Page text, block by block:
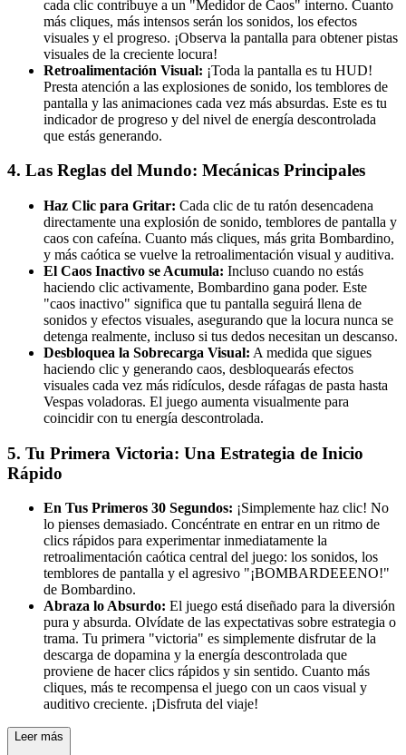
cada clic contribuye a un "Medidor de Caos" interno. Cuanto
más cliques, más intensos serán los sonidos, los efectos
visuales y el progreso. ¡Observa la pantalla para obtener pistas
visuales de la creciente locura!
Retroalimentación Visual: ¡Toda la pantalla es tu HUD!
Presta atención a las explosiones de sonido, los temblores de
pantalla y las animaciones cada vez más absurdas. Este es tu
indicador de progreso y del nivel de energía descontrolada
que estás generando.
4. Las Reglas del Mundo: Mecánicas Principales
Haz Clic para Gritar: Cada clic de tu ratón desencadena
directamente una explosión de sonido, temblores de pantalla y
caos con cafeína. Cuanto más cliques, más grita Bombardino,
y más caótica se vuelve la retroalimentación visual y auditiva.
El Caos Inactivo se Acumula: Incluso cuando no estás
haciendo clic activamente, Bombardino gana poder. Este
"caos inactivo" significa que tu pantalla seguirá llena de
sonidos y efectos visuales, asegurando que la locura nunca se
detenga realmente, incluso si tus dedos necesitan un descanso.
Desbloquea la Sobrecarga Visual: A medida que sigues
haciendo clic y generando caos, desbloquearás efectos
visuales cada vez más ridículos, desde ráfagas de pasta hasta
Vespas voladoras. El juego aumenta visualmente para
coincidir con tu energía descontrolada.
5. Tu Primera Victoria: Una Estrategia de Inicio
Rápido
En Tus Primeros 30 Segundos: ¡Simplemente haz clic! No
lo pienses demasiado. Concéntrate en entrar en un ritmo de
clics rápidos para experimentar inmediatamente la
retroalimentación caótica central del juego: los sonidos, los
temblores de pantalla y el agresivo "¡BOMBARDEEENO!"
de Bombardino.
Abraza lo Absurdo: El juego está diseñado para la diversión
pura y absurda. Olvídate de las expectativas sobre estrategia o
trama. Tu primera "victoria" es simplemente disfrutar de la
descarga de dopamina y la energía descontrolada que
proviene de hacer clics rápidos y sin sentido. Cuanto más
cliques, más te recompensa el juego con un caos visual y
auditivo creciente. ¡Disfruta del viaje!
Leer más